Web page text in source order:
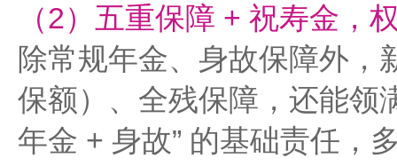
（2）五重保障 + 祝寿金，
除常规年金、身故保障外，
保额）、全残保障，还能领
年金 + 身故” 的基础责任，